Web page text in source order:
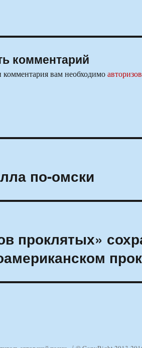
комментарий
комментария вам необходимо
по-омски
проклятых»